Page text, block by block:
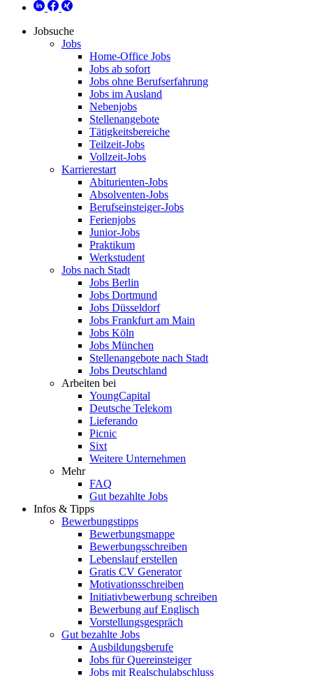
Jobsuche
Jobs
Home-Office Jobs
Jobs ab sofort
Jobs ohne Berufserfahrung
Jobs im Ausland
Nebenjobs
Stellenangebote
Tätigkeitsbereiche
Teilzeit-Jobs
Vollzeit-Jobs
Karrierestart
Abiturienten-Jobs
Absolventen-Jobs
Berufseinsteiger-Jobs
Ferienjobs
Junior-Jobs
Praktikum
Werkstudent
Jobs nach Stadt
Jobs Berlin
Jobs Dortmund
Jobs Düsseldorf
Jobs Frankfurt am Main
Jobs Köln
Jobs München
Stellenangebote nach Stadt
Jobs Deutschland
Arbeiten bei
YoungCapital
Deutsche Telekom
Lieferando
Picnic
Sixt
Weitere Unternehmen
Mehr
FAQ
Gut bezahlte Jobs
Infos & Tipps
Bewerbungstipps
Bewerbungsmappe
Bewerbungsschreiben
Lebenslauf erstellen
Gratis CV Generator
Motivationsschreiben
Initiativbewerbung schreiben
Bewerbung auf Englisch
Vorstellungsgespräch
Gut bezahlte Jobs
Ausbildungsberufe
Jobs für Quereinsteiger
Jobs mit Realschulabschluss